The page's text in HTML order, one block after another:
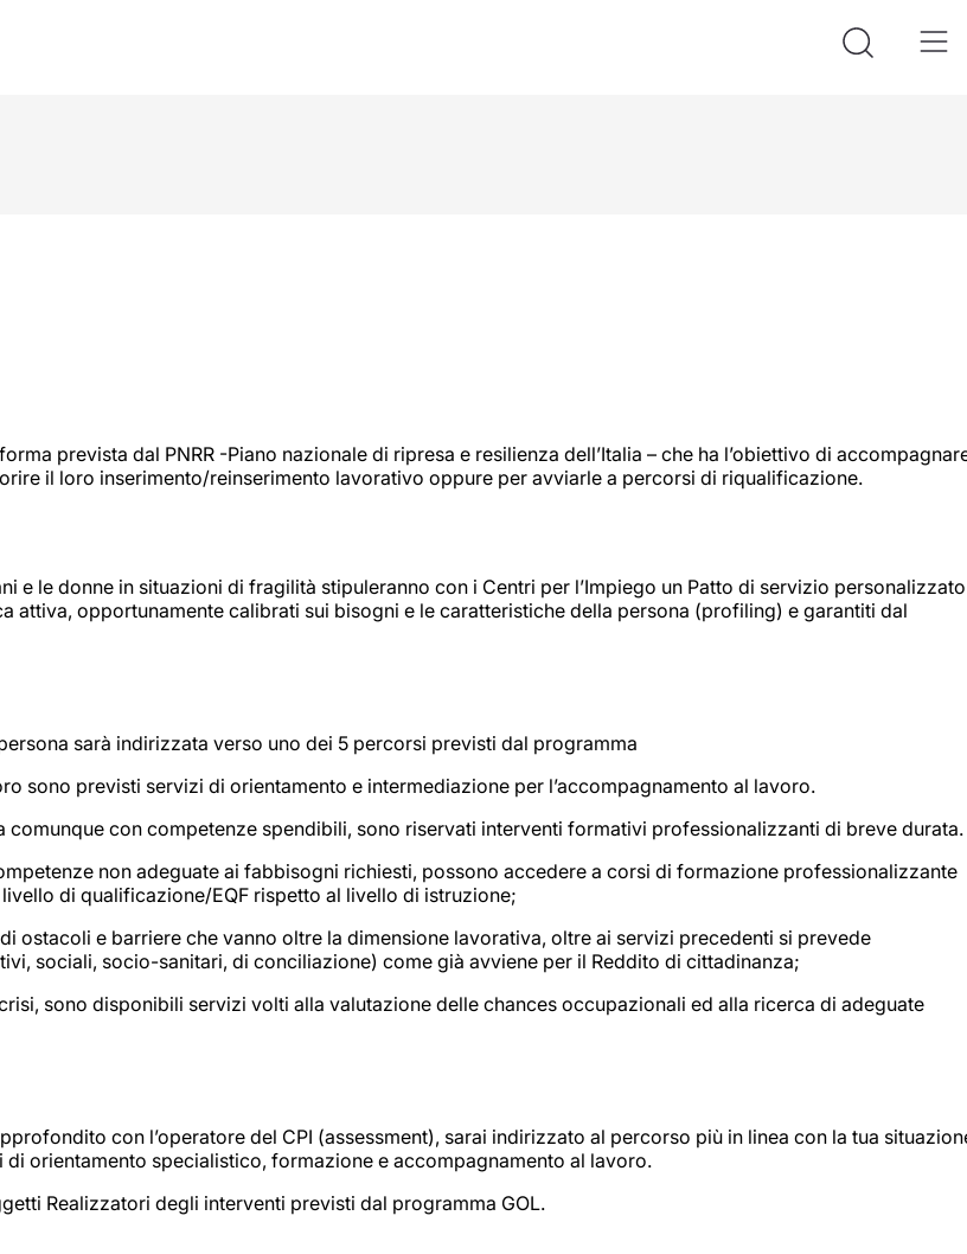
prevista dal PNRR -Piano nazionale di ripresa e resilienza dell’Italia – che ha l’obiettivo di
il loro inserimento/reinserimento lavorativo oppure per avviarle a percorsi di riqualificazione.
le donne in situazioni di fragilità stipuleranno con i Centri per l’Impiego un Patto di servizio personalizzato
opportunamente calibrati sui bisogni e le caratteristiche della persona (profiling) e garantiti dal
sarà indirizzata verso uno dei 5 percorsi previsti dal programma
sono previsti servizi di orientamento e intermediazione per l’accompagnamento al lavoro.
comunque con competenze spendibili, sono riservati interventi formativi professionalizzanti di breve durata.
non adeguate ai fabbisogni richiesti, possono accedere a corsi di formazione professionalizzante
di qualificazione/EQF rispetto al livello di istruzione;
ostacoli e barriere che vanno oltre la dimensione lavorativa, oltre ai servizi precedenti si prevede
sociali, socio-sanitari, di conciliazione) come già avviene per il Reddito di cittadinanza;
sono disponibili servizi volti alla valutazione delle chances occupazionali ed alla ricerca di adeguate
con l’operatore del CPI (assessment), sarai indirizzato al percorso più in linea con la tua
orientamento specialistico, formazione e accompagnamento al lavoro.
Realizzatori degli interventi previsti dal programma GOL.